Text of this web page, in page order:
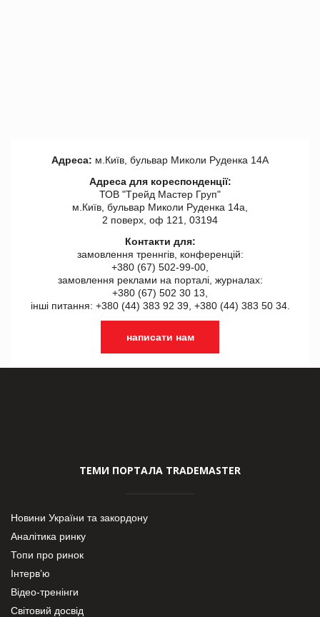
Адреса: м.Київ, бульвар Миколи Руденка 14А
Адреса для кореспонденції:
ТОВ "Tрейд Мастер Груп"
м.Київ, бульвар Миколи Руденка 14а,
2 поверх, оф 121, 03194
Контакти для:
замовлення треннгів, конференцій:
+380 (67) 502-99-00,
замовлення реклами на порталі, журналах:
+380 (67) 502 30 13,
інші питання: +380 (44) 383 92 39, +380 (44) 383 50 34.
написати нам
ТЕМИ ПОРТАЛА TRADEMASTER
Новини України та закордону
Аналітика ринку
Топи про ринок
Інтерв’ю
Відео-тренінги
Світовий досвід